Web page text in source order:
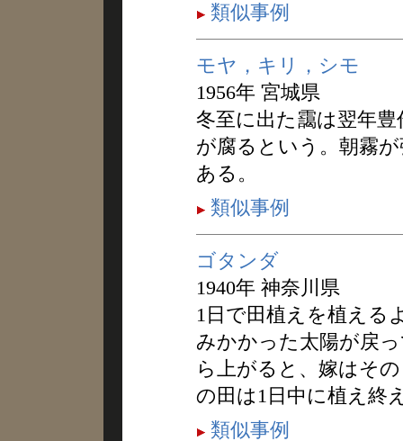
類似事例
モヤ，キリ，シモ
1956年 宮城県
冬至に出た靄は翌年
が腐るという。朝霧
ある。
類似事例
ゴタンダ
1940年 神奈川県
1日で田植えを植える
みかかった太陽が戻
ら上がると、嫁はそ
の田は1日中に植え終
類似事例